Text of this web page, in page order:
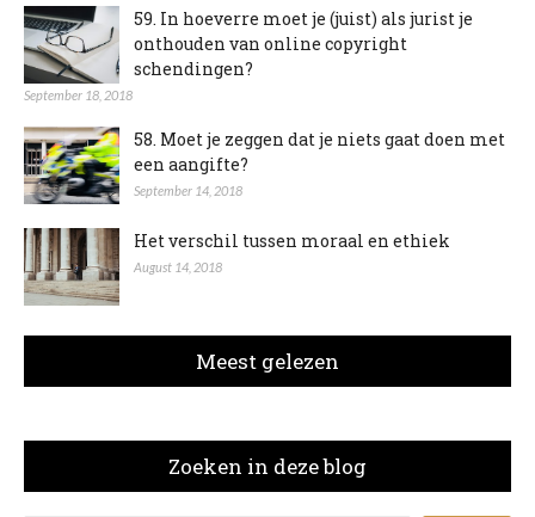
59. In hoeverre moet je (juist) als jurist je
onthouden van online copyright
schendingen?
September 18, 2018
58. Moet je zeggen dat je niets gaat doen met
een aangifte?
September 14, 2018
Het verschil tussen moraal en ethiek
August 14, 2018
Meest gelezen
Zoeken in deze blog